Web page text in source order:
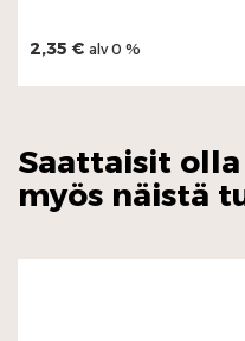
2,35 € alv 0 %
Saattaisit
myös näistä